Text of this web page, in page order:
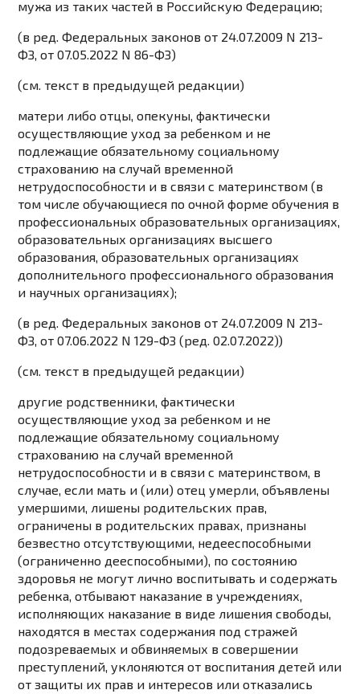
мужа из таких частей в Российскую Федерацию;
(в ред. Федеральных законов от 24.07.2009 N 213-
ФЗ, от 07.05.2022 N 86-ФЗ)
(см. текст в предыдущей редакции)
матери либо отцы, опекуны, фактически
осуществляющие уход за ребенком и не
подлежащие обязательному социальному
страхованию на случай временной
нетрудоспособности и в связи с материнством (в
том числе обучающиеся по очной форме обучения в
профессиональных образовательных организациях,
образовательных организациях высшего
образования, образовательных организациях
дополнительного профессионального образования
и научных организациях);
(в ред. Федеральных законов от 24.07.2009 N 213-
ФЗ, от 07.06.2022 N 129-ФЗ (ред. 02.07.2022))
(см. текст в предыдущей редакции)
другие родственники, фактически
осуществляющие уход за ребенком и не
подлежащие обязательному социальному
страхованию на случай временной
нетрудоспособности и в связи с материнством, в
случае, если мать и (или) отец умерли, объявлены
умершими, лишены родительских прав,
ограничены в родительских правах, признаны
безвестно отсутствующими, недееспособными
(ограниченно дееспособными), по состоянию
здоровья не могут лично воспитывать и содержать
ребенка, отбывают наказание в учреждениях,
исполняющих наказание в виде лишения свободы,
находятся в местах содержания под стражей
подозреваемых и обвиняемых в совершении
преступлений, уклоняются от воспитания детей или
от защиты их прав и интересов или отказались